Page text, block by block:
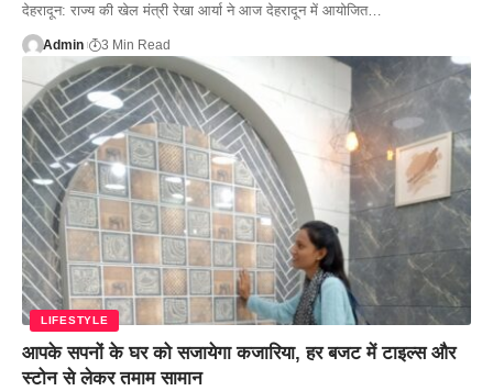
देहरादून: राज्य की खेल मंत्री रेखा आर्या ने आज देहरादून में आयोजित…
Admin 3 Min Read
LIFESTYLE
आपके सपनों के घर को सजायेगा कजारिया, हर बजट में टाइल्स और
स्टोन से लेकर तमाम सामान